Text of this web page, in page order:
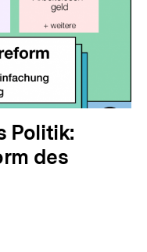
Politik:
des